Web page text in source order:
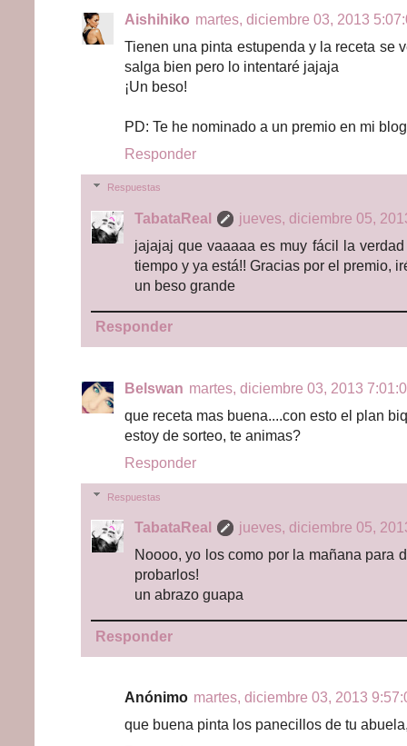
Aishihiko martes, diciembre 03, 2013
Tienen una pinta estupenda y la receta se
salga bien pero lo intentaré jajaja
¡Un beso!
PD: Te he nominado a un premio en mi
Responder
Respuestas
TabataReal
jueves, diciembre 05,
jajajaj que vaaaaa es muy fácil la
tiempo y ya está!! Gracias por el premio,
un beso grande
Responder
Belswan martes, diciembre 03, 2013
que receta mas buena....con esto el plan
estoy de sorteo, te animas?
Responder
Respuestas
TabataReal
jueves, diciembre 05,
Noooo, yo los como por la mañana para
probarlos!
un abrazo guapa
Responder
Anónimo martes, diciembre 03, 2013
que buena pinta los panecillos de tu